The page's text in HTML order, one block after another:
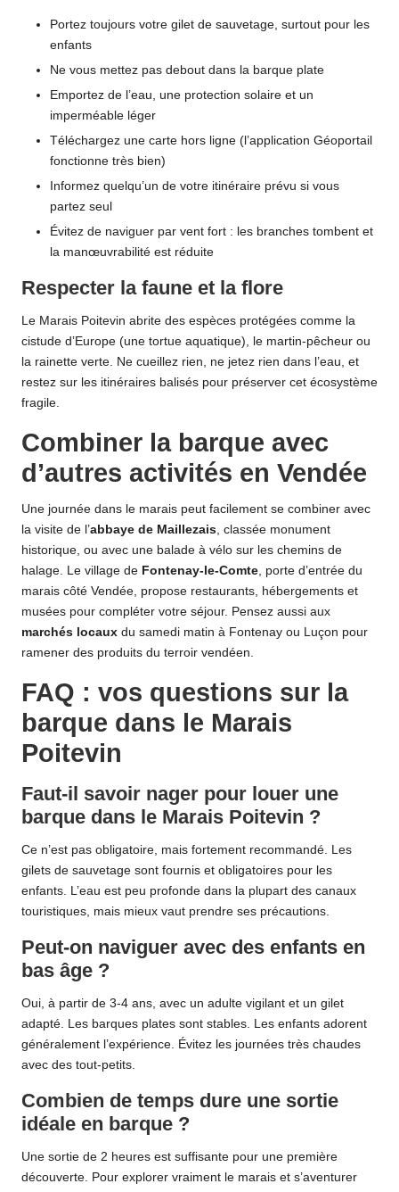
Portez toujours votre gilet de sauvetage, surtout pour les
enfants
Ne vous mettez pas debout dans la barque plate
Emportez de l’eau, une protection solaire et un
imperméable léger
Téléchargez une carte hors ligne (l’application Géoportail
fonctionne très bien)
Informez quelqu’un de votre itinéraire prévu si vous
partez seul
Évitez de naviguer par vent fort : les branches tombent et
la manœuvrabilité est réduite
Respecter la faune et la flore
Le Marais Poitevin abrite des espèces protégées comme la
cistude d’Europe (une tortue aquatique), le martin-pêcheur ou
la rainette verte. Ne cueillez rien, ne jetez rien dans l’eau, et
restez sur les itinéraires balisés pour préserver cet écosystème
fragile.
Combiner la barque avec
d’autres activités en Vendée
Une journée dans le marais peut facilement se combiner avec
la visite de l’abbaye de Maillezais, classée monument
historique, ou avec une balade à vélo sur les chemins de
halage. Le village de Fontenay-le-Comte, porte d’entrée du
marais côté Vendée, propose restaurants, hébergements et
musées pour compléter votre séjour. Pensez aussi aux
marchés locaux du samedi matin à Fontenay ou Luçon pour
ramener des produits du terroir vendéen.
FAQ : vos questions sur la
barque dans le Marais
Poitevin
Faut-il savoir nager pour louer une
barque dans le Marais Poitevin ?
Ce n’est pas obligatoire, mais fortement recommandé. Les
gilets de sauvetage sont fournis et obligatoires pour les
enfants. L’eau est peu profonde dans la plupart des canaux
touristiques, mais mieux vaut prendre ses précautions.
Peut-on naviguer avec des enfants en
bas âge ?
Oui, à partir de 3-4 ans, avec un adulte vigilant et un gilet
adapté. Les barques plates sont stables. Les enfants adorent
généralement l’expérience. Évitez les journées très chaudes
avec des tout-petits.
Combien de temps dure une sortie
idéale en barque ?
Une sortie de 2 heures est suffisante pour une première
découverte. Pour explorer vraiment le marais et s’aventurer